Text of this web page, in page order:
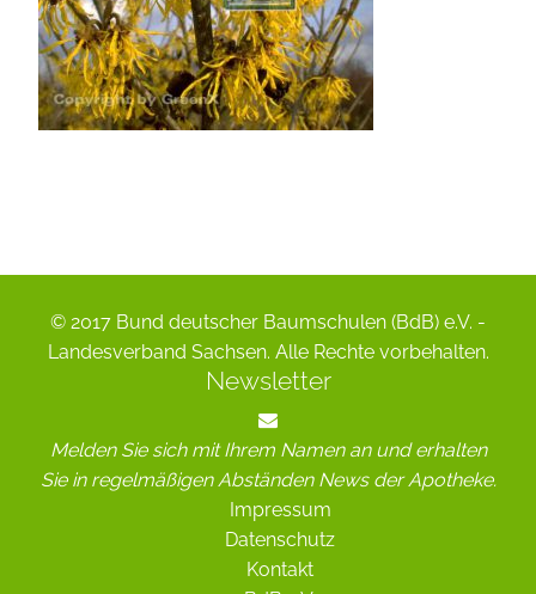
© 2017 Bund deutscher Baumschulen (BdB) e.V. -
Landesverband Sachsen. Alle Rechte vorbehalten.
Newsletter
Melden Sie sich mit Ihrem Namen an und erhalten
Sie in regelmäßigen Abständen News der Apotheke.
Impressum
Datenschutz
Kontakt